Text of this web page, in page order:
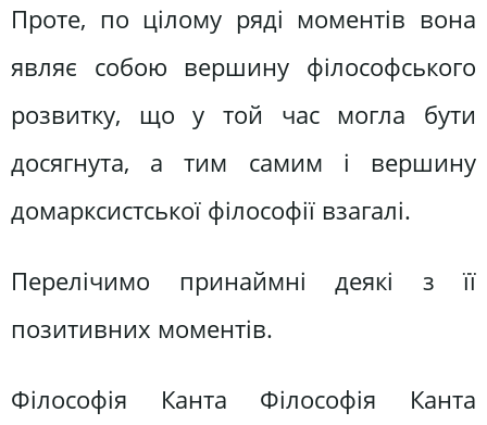
Проте, по цілому ряді моментів вона
являє собою вершину філософського
розвитку, що у той час могла бути
досягнута, а тим самим і вершину
домарксистської філософії взагалі.
Перелічимо принаймні деякі з її
позитивних моментів.
Філософія Канта Філософія Канта